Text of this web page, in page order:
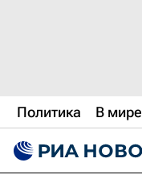
Политика В мире